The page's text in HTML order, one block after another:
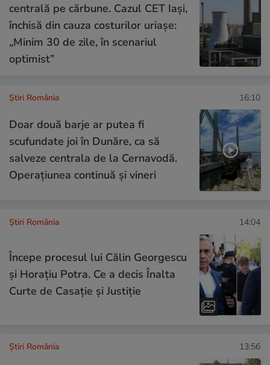
centrală pe cărbune. Cazul CET Iași,
închisă din cauza costurilor uriașe:
„Minim 30 de zile, în scenariul
optimist”
Știri România 16:10
Doar două barje ar putea fi
scufundate joi în Dunăre, ca să
salveze centrala de la Cernavodă.
Operațiunea continuă și vineri
Știri România 14:04
Începe procesul lui Călin Georgescu
și Horațiu Potra. Ce a decis Înalta
Curte de Casație și Justiție
Știri România 13:56